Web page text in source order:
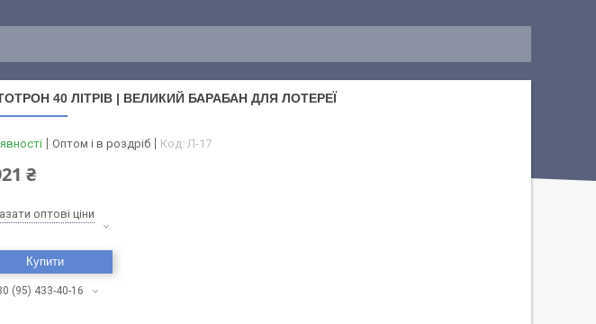
40 ЛІТРІВ | ВЕЛИКИЙ БАРАБАН ДЛЯ ЛОТЕРЕЇ
Оптом і в роздріб Код: Л-17
₴
оптові ціни
Купити
(95) 433-40-16